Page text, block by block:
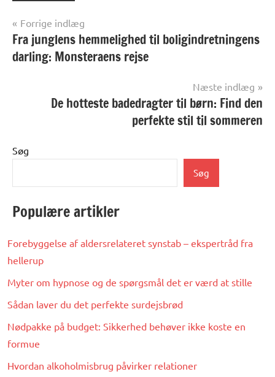
Indlægsnavigation
Forrige indlæg
Fra junglens hemmelighed til boligindretningens
darling: Monsteraens rejse
Næste indlæg
De hotteste badedragter til børn: Find den
perfekte stil til sommeren
Søg
Søg
Populære artikler
Forebyggelse af aldersrelateret synstab – ekspertråd fra
hellerup
Myter om hypnose og de spørgsmål det er værd at stille
Sådan laver du det perfekte surdejsbrød
Nødpakke på budget: Sikkerhed behøver ikke koste en
formue
Hvordan alkoholmisbrug påvirker relationer